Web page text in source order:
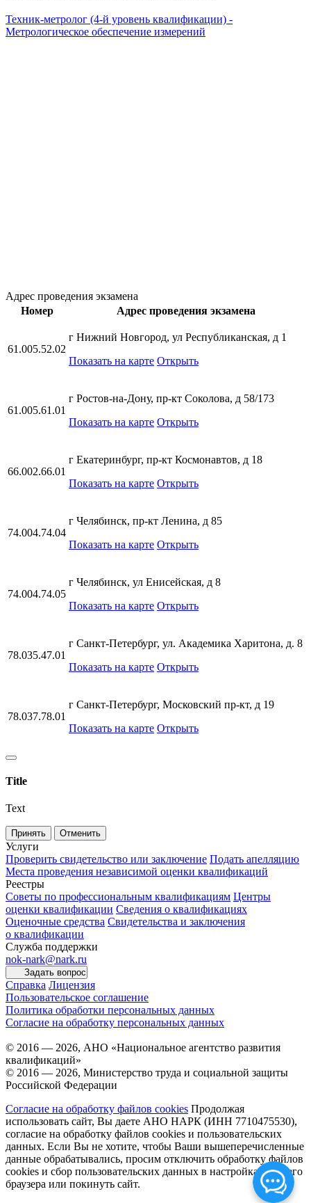
Техник-метролог (4-й уровень квалификации) -
Метрологическое обеспечение измерений
Адрес проведения экзамена
Номер
Адрес проведения экзамена
61.005.52.02
г Нижний Новгород, ул Республиканская, д 1
Показать на карте Открыть
61.005.61.01
г Ростов-на-Дону, пр-кт Соколова, д 58/173
Показать на карте Открыть
66.002.66.01
г Екатеринбург, пр-кт Космонавтов, д 18
Показать на карте Открыть
74.004.74.04
г Челябинск, пр-кт Ленина, д 85
Показать на карте Открыть
74.004.74.05
г Челябинск, ул Енисейская, д 8
Показать на карте Открыть
78.035.47.01
г Санкт-Петербург, ул. Академика Харитона, д. 8
Показать на карте Открыть
78.037.78.01
г Санкт-Петербург, Московский пр-кт, д 19
Показать на карте Открыть
Title
Text
Принять Отменить
Услуги
Проверить свидетельство или заключение Подать апелляцию
Места проведения независимой оценки квалификаций
Реестры
Советы по профессиональным квалификациям Центры
оценки квалификации Сведения о квалификациях
Оценочные средства Свидетельства и заключения
о квалификации
Служба поддержки
nok-nark@nark.ru
Задать вопрос
Справка Лицензия
Пользовательское соглашение
Политика обработки персональных данных
Согласие на обработку персональных данных
© 2016 — 2026, АНО «Национальное агентство развития
квалификаций»
© 2016 — 2026, Министерство труда и социальной защиты
Российской Федерации
Согласие на обработку файлов cookies Продолжая
использовать сайт, Вы даете АНО НАРК (ИНН 7710475530),
согласие на обработку файлов cookies и пользовательских
данных. Если Вы не хотите, чтобы Ваши вышеперечисленные
данные обрабатывались, просим отключить обработку файлов
cookies и сбор пользовательских данных в настройках Вашего
браузера или покинуть сайт.